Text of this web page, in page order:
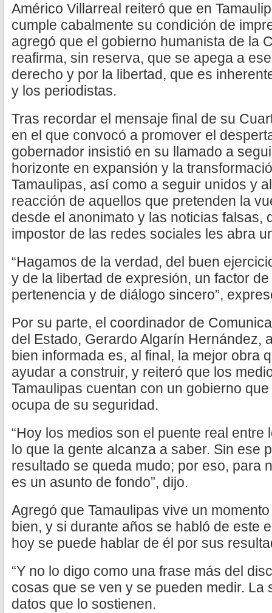
Américo Villarreal reiteró que en
cumple cabalmente su condición de
agregó que el gobierno humanista de la
reafirma, sin reserva, que se apega a
derecho y por la libertad, que es
y los periodistas.
Tras recordar el mensaje final de su
en el que convocó a promover el
gobernador insistió en su llamado a
horizonte en expansión y la
Tamaulipas, así como a seguir unidos y
reacción de aquellos que pretenden la
desde el anonimato y las noticias falsas,
impostor de las redes sociales les abra
“Hagamos de la verdad, del buen
y de la libertad de expresión, un factor
pertenencia y de diálogo sincero”,
Por su parte, el coordinador de
del Estado, Gerardo Algarín Hernández,
bien informada es, al final, la mejor obra
ayudar a construir, y reiteró que los
Tamaulipas cuentan con un gobierno
ocupa de su seguridad.
“Hoy los medios son el puente real entre
lo que la gente alcanza a saber. Sin ese
resultado se queda mudo; por eso, para
es un asunto de fondo”, dijo.
Agregó que Tamaulipas vive un
bien, y si durante años se habló de este
hoy se puede hablar de él por sus
“Y no lo digo como una frase más del
cosas que se ven y se pueden medir. La
datos que lo sostienen.